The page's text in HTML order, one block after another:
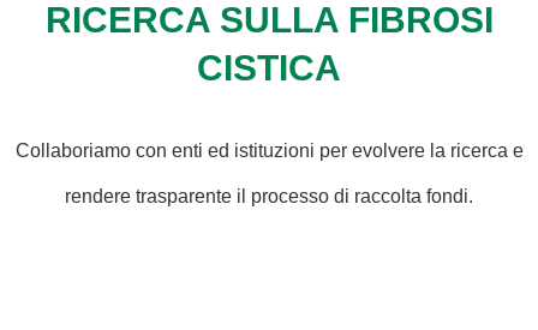
RICERCA SULLA FIBROSI
CISTICA
Collaboriamo con enti ed istituzioni per evolvere la ricerca e
rendere trasparente il processo di raccolta fondi.